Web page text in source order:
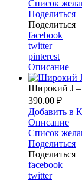
Список
Поделиться
Поделиться
facebook
twitter
pinterest
Описание
Широкий J –
390.00 ₽
Добавить в
Описание
Список
Поделиться
Поделиться
facebook
twitter